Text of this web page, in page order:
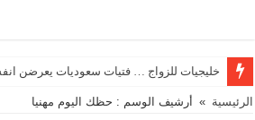
خليجيات للزواج … فتيات سعوديات يعرضن
الرئيسية » أرشيف الوسم : حظك اليوم مهنيا